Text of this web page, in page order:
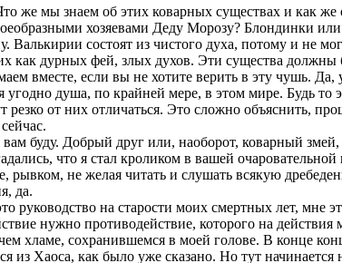
мы знаем об этих коварных существах и как же
хозяевами Деду Морозу? Блондинки
Валькирии состоят из чистого духа, потому и
как дурных фей, злых духов. Эти существа
вместе, если вы не хотите верить в эту чушь.
угодно душа, по крайней мере, в этом мире. Будь
от них отличаться. Это сложно объяснить,
вам буду. Добрый друг или, наоборот, коварный
что я стал кроликом в вашей
рывком, не желая читать и слушать всякую
да.
руководство на старости моих смертных лет, мне
нужно противодействие, которого на
хламе, сохранившемся в моей голове. В конце
Хаоса, как было уже сказано. Но тут